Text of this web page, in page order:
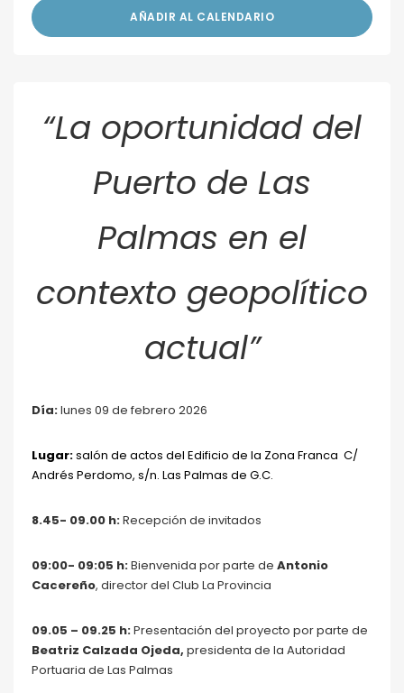
AÑADIR AL CALENDARIO
“La oportunidad del
Puerto de Las
Palmas en el
contexto geopolítico
actual”
Día:lunes 09 de febrero 2026
Lugar:salón de actos del Edificio de la Zona Franca C/
Andrés Perdomo, s/n. Las Palmas de G.C.
8.45- 09.00 h:Recepción de invitados
09:00- 09:05 h:Bienvenida por parte de Antonio
Cacereño, director del Club La Provincia
09.05 – 09.25 h:Presentación del proyecto por parte de
Beatriz Calzada Ojeda, presidenta de la Autoridad
Portuaria de Las Palmas